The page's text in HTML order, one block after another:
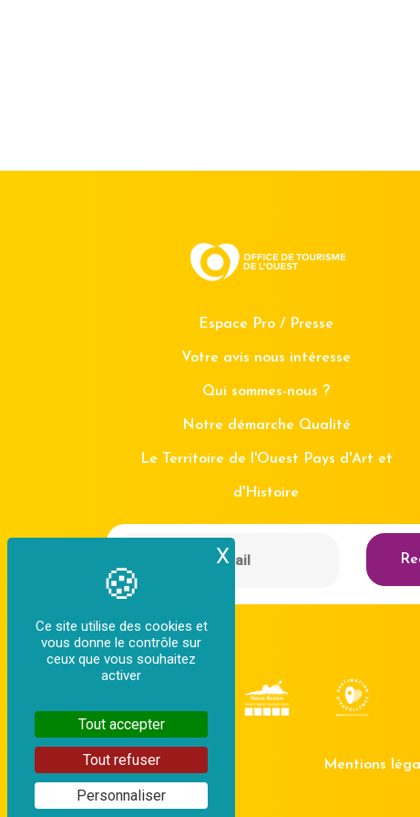
Ce site utilise des cookies et
vous donne le contrôle sur
ceux que vous souhaitez
activer
Tout accepter
Tout refuser
Personnaliser
X Masquer le
Espace Pro / Presse
Votre avis nous intéresse
Qui sommes-nous ?
Notre démarche Qualité
Le Territoire de l'Ouest Pays d'Art et
d'Histoire
Mentions